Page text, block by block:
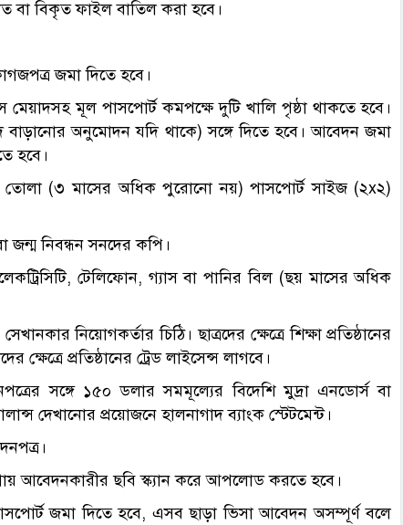
বা বিকৃত ফাইল বাতিল করা হবে।
জমা দিতে হবে।
মূল পাসপোর্ট কমপক্ষে দুটি খালি পৃষ্ঠা থাকতে হবে।
বাড়ানোর অনুমোদন যদি থাকে) সঙ্গে দিতে হবে। আবেদন জমা
হবে।
তোলা (৩ মাসের অধিক পুরোনো নয়) পাসপোর্ট সাইজ (২x২)
জন্ম নিবন্ধন সনদের কপি।
টেলিফোন, গ্যাস বা পানির বিল (ছয় মাসের অধিক
নিয়োগকর্তার চিঠি। ছাত্রদের ক্ষেত্রে শিক্ষা প্রতিষ্ঠানের
প্রতিষ্ঠানের ট্রেড লাইসেন্স লাগবে।
সঙ্গে ১৫০ ডলার সমমূল্যের বিদেশি মুদ্রা এনডোর্স বা
দেখানোর প্রয়োজনে হালনাগাদ ব্যাংক স্টেটমেন্ট।
আবেদনকারীর ছবি স্ক্যান করে আপলোড করতে হবে।
জমা দিতে হবে, এসব ছাড়া ভিসা আবেদন অসম্পূর্ণ বলে